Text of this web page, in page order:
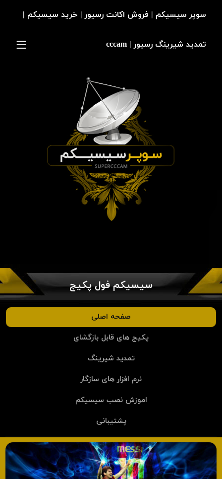
سیسیکم فول پکیج
صفحه اصلی
پکیج های قابل بازگشای
تمدید شیرینگ
نرم افزار های سازگار
اموزش نصب سیسیکم
پشتیبانی
سوپر سیسیکم | فروش اکانت رسیور | خرید سیسیکم |
تمدید شیرینگ رسیور | cccam